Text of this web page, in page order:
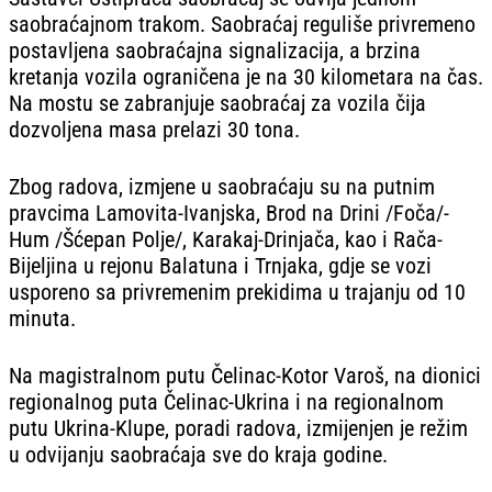
saobraćajnom trakom. Saobraćaj reguliše privremeno
postavljena saobraćajna signalizacija, a brzina
kretanja vozila ograničena je na 30 kilometara na čas.
Na mostu se zabranjuje saobraćaj za vozila čija
dozvoljena masa prelazi 30 tona.
Zbog radova, izmjene u saobraćaju su na putnim
pravcima Lamovita-Ivanjska, Brod na Drini /Foča/-
Hum /Šćepan Polje/, Karakaj-Drinjača, kao i Rača-
Bijeljina u rejonu Balatuna i Trnjaka, gdje se vozi
usporeno sa privremenim prekidima u trajanju od 10
minuta.
Na magistralnom putu Čelinac-Kotor Varoš, na dionici
regionalnog puta Čelinac-Ukrina i na regionalnom
putu Ukrina-Klupe, poradi radova, izmijenjen je režim
u odvijanju saobraćaja sve do kraja godine.